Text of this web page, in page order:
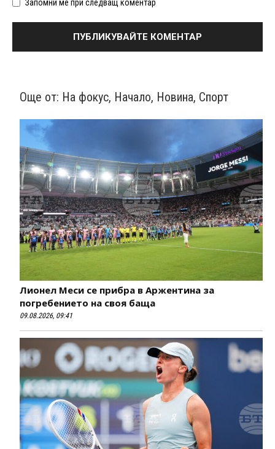
Запомни ме при следващ коментар
Още от: На фокус, Начало, Новина, Спорт
Лионел Меси се прибра в Аржентина за
погребението на своя баща
09.08.2026, 09:41